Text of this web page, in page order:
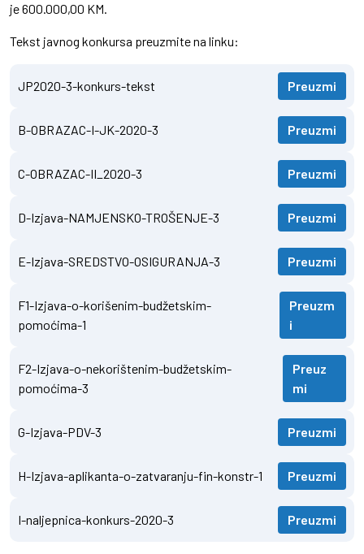
je 600.000,00 KM.
Tekst javnog konkursa preuzmite na linku:
JP2020-3-konkurs-tekst Preuzmi
B-OBRAZAC-I-JK-2020-3 Preuzmi
C-OBRAZAC-II_2020-3 Preuzmi
D-Izjava-NAMJENSKO-TROŠENJE-3 Preuzmi
E-Izjava-SREDSTVO-OSIGURANJA-3 Preuzmi
F1-Izjava-o-korišenim-budžetskim-
pomoćima-1
Preuzm
i
F2-Izjava-o-nekorištenim-budžetskim-
pomoćima-3
Preuz
mi
G-Izjava-PDV-3 Preuzmi
H-Izjava-aplikanta-o-zatvaranju-fin-konstr-1 Preuzmi
I-naljepnica-konkurs-2020-3 Preuzmi